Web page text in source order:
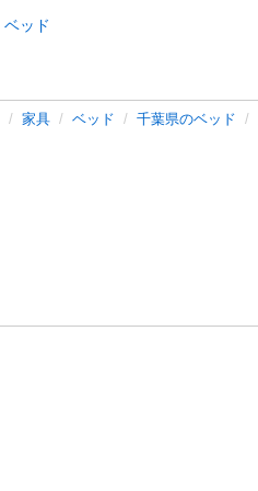
ベッド
家具 ベッド 千葉県のベッド